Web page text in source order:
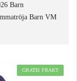
Barn
Barn VM
GRATIS FRAKT